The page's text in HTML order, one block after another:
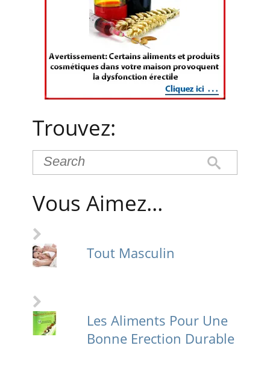
Trouvez:
Vous Aimez…
Tout Masculin
Les Aliments Pour Une
Bonne Erection Durable